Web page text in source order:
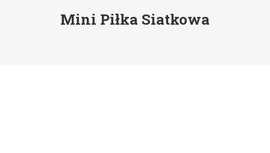
Mini Piłka Siatkowa